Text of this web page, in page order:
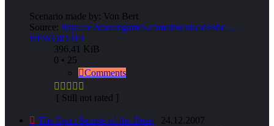
Scenario made by: Von Bert
Source: http://ee.heavengames.com/downloads/sho ...
tvPWQiO319
396.41 KiB
0 • 25
Comments
[ Still not rated ]
The Epic: Secrets of the Deep 24.12.2007